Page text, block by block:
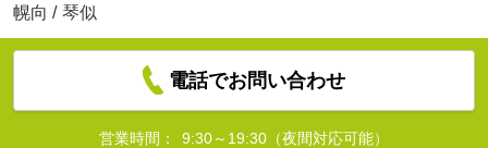
幌向 / 琴似
電話でお問い合わせ
営業時間：
9:30～19:30（夜間対応可能）